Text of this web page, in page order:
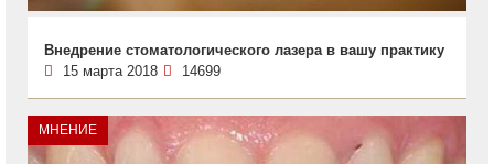
Внедрение стоматологического лазера в вашу практику
15 марта 2018
14699
МНЕНИЕ